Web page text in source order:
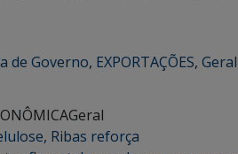
de Governo, EXPORTAÇÕES, Geral
Geral
Ribas reforça